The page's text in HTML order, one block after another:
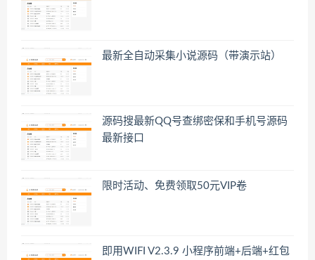
最新全自动采集小说源码（带演示站）
源码搜最新QQ号查绑密保和手机号源码
最新接口
限时活动、免费领取50元VIP卷
即用WIFI V2.3.9 小程序前端+后端+红包